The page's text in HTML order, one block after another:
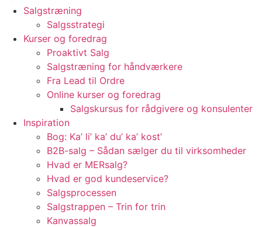
Salgstræning
Salgsstrategi
Kurser og foredrag
Proaktivt Salg
Salgstræning for håndværkere
Fra Lead til Ordre
Online kurser og foredrag
Salgskursus for rådgivere og konsulenter
Inspiration
Bog: Ka’ li’ ka’ du’ ka’ kost’
B2B-salg – Sådan sælger du til virksomheder
Hvad er MERsalg?
Hvad er god kundeservice?
Salgsprocessen
Salgstrappen – Trin for trin
Kanvassalg